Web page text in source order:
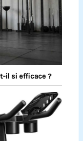
il si efficace ?